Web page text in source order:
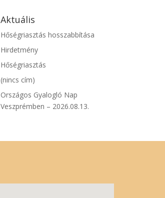
Aktuális
Hőségriasztás hosszabbítása
Hirdetmény
Hőségriasztás
(nincs cím)
Országos Gyalogló Nap
Veszprémben – 2026.08.13.